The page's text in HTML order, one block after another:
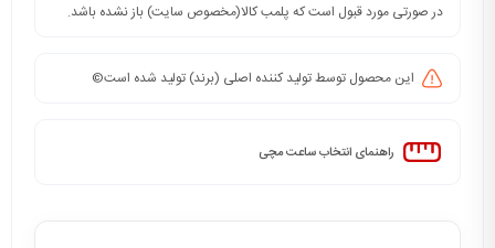
در صورتی مورد قبول است که پلمب کالا(مخصوص سایت) باز نشده باشد.
این محصول توسط تولید کننده اصلی (برند) تولید شده است©️
راهنمای انتخاب ساعت مچی